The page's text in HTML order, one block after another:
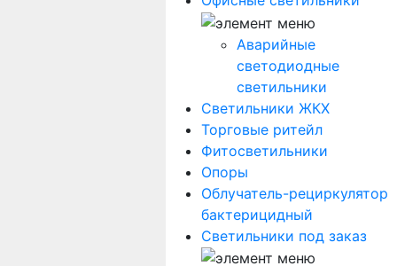
Аварийные
светодиодные
светильники
Светильники ЖКХ
Торговые ритейл
Фитосветильники
Опоры
Облучатель-рециркулятор
бактерицидный
Светильники под заказ